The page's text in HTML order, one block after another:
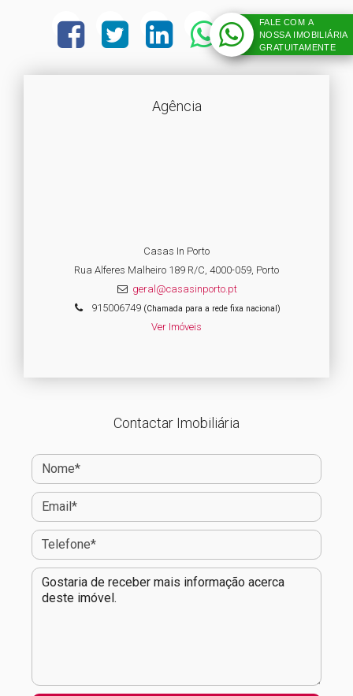
Agência
Casas In Porto
Rua Alferes Malheiro 189 R/C, 4000-059, Porto
geral@casasinporto.pt
915006749(Chamada para a rede fixa nacional)
Ver Imóveis
Contactar Imobiliária
FALE COM A
NOSSA IMOBILIÁRIA
GRATUITAMENTE